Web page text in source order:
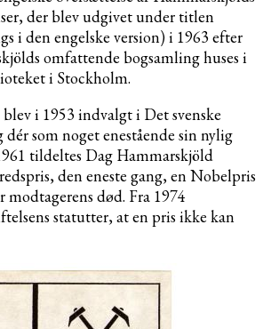
der blev udgivet under titlen
i den engelske version) i 1963 efter
omfattende bogsamling huses i
i Stockholm.
i 1953 indvalgt i Det svenske
som noget enestående sin nylig
tildeltes Dag Hammarskjöld
den eneste gang, en Nobelpris
død. Fra 1974
statutter, at en pris ikke kan